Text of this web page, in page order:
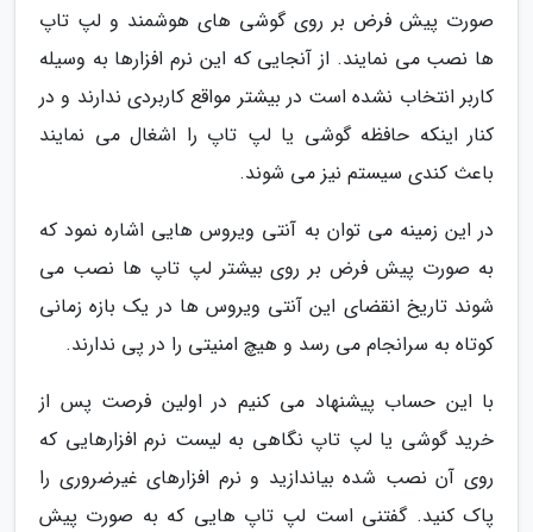
صورت پیش فرض بر روی گوشی های هوشمند و لپ تاپ
ها نصب می نمایند. از آنجایی که این نرم افزارها به وسیله
کاربر انتخاب نشده است در بیشتر مواقع کاربردی ندارند و در
کنار اینکه حافظه گوشی یا لپ تاپ را اشغال می نمایند
باعث کندی سیستم نیز می شوند.
در این زمینه می توان به آنتی ویروس هایی اشاره نمود که
به صورت پیش فرض بر روی بیشتر لپ تاپ ها نصب می
شوند تاریخ انقضای این آنتی ویروس ها در یک بازه زمانی
کوتاه به سرانجام می رسد و هیچ امنیتی را در پی ندارند.
با این حساب پیشنهاد می کنیم در اولین فرصت پس از
خرید گوشی یا لپ تاپ نگاهی به لیست نرم افزارهایی که
روی آن نصب شده بیاندازید و نرم افزارهای غیرضروری را
پاک کنید. گفتنی است لپ تاپ هایی که به صورت پیش